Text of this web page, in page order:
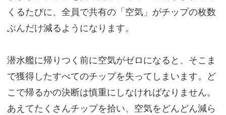
くるたびに、全員で共有の「空気」がチップの枚数
ぶんだけ減るようになります。
潜水艦に帰りつく前に空気がゼロになると、そこま
で獲得したすべてのチップを失ってしまいます。ど
こで帰るかの決断は慎重にしなければなりません。
あえてたくさんチップを拾い、空気をどんどん減ら